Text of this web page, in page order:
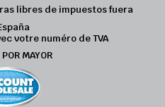
libres de impuestos fuera
votre numéro de TVA
MAYOR